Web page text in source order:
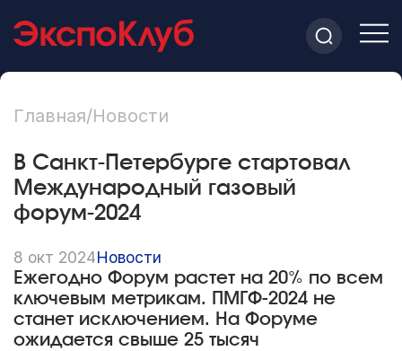
Главная/Новости
В Санкт-Петербурге стартовал
Международный газовый
форум-2024
8 окт 2024Новости
Ежегодно Форум растет на 20% по всем
ключевым метрикам. ПМГФ-2024 не
станет исключением. На Форуме
ожидается свыше 25 тысяч